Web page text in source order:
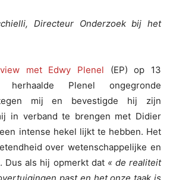
Directeur Onderzoek bij het
met Edwy Plenel (EP) op 13
herhaalde Plenel ongegronde
tegen mij en bevestigde hij zijn
in verband te brengen met Didier
intense hekel lijkt te hebben. Het
over wetenschappelijke en
Dus als hij opmerkt dat « de realiteit